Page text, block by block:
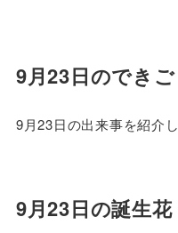
9月23日のできご
9月23日の出来事を紹介
9月23日の誕生花